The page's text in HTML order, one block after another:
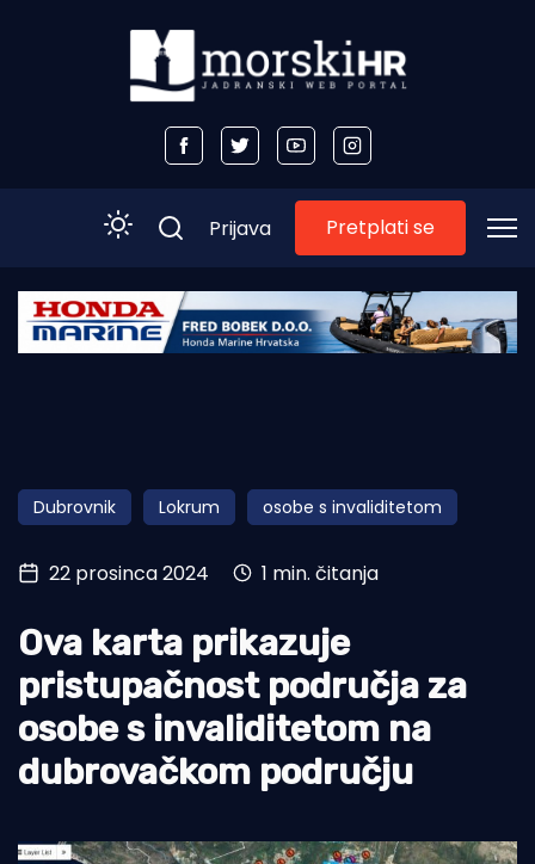
Početna
Obala
Otoci
Turizam i nautika
Pomorstvo
Ribolov
Ekologija
Tradicija i kultura
Prijava Pretplati se
Dubrovnik Lokrum osobe s invaliditetom
22 prosinca 2024 1 min. čitanja
Ova karta prikazuje
pristupačnost područja za
osobe s invaliditetom na
dubrovačkom području